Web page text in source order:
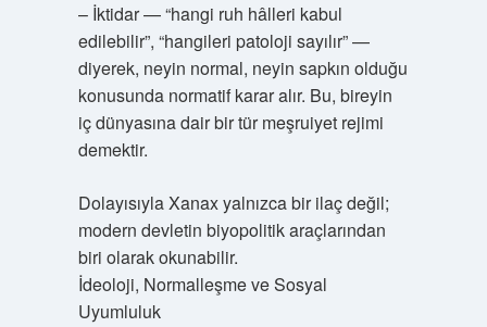
– İktidar — “hangi ruh hâlleri kabul
edilebilir”, “hangileri patoloji sayılır” —
diyerek, neyin normal, neyin sapkın olduğu
konusunda normatif karar alır. Bu, bireyin
iç dünyasına dair bir tür meşruiyet rejimi
demektir.
Dolayısıyla Xanax yalnızca bir ilaç değil;
modern devletin biyopolitik araçlarından
biri olarak okunabilir.
İdeoloji, Normalleşme ve Sosyal
Uyumluluk